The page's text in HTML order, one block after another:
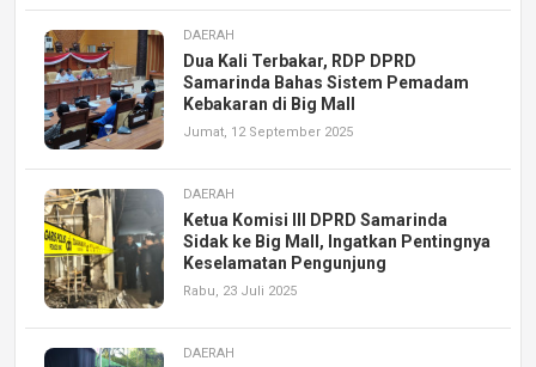
DAERAH
Dua Kali Terbakar, RDP DPRD
Samarinda Bahas Sistem Pemadam
Kebakaran di Big Mall
Jumat, 12 September 2025
DAERAH
Ketua Komisi III DPRD Samarinda
Sidak ke Big Mall, Ingatkan Pentingnya
Keselamatan Pengunjung
Rabu, 23 Juli 2025
DAERAH